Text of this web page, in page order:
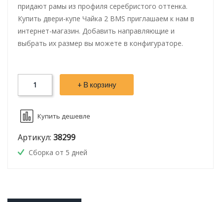
придают рамы из профиля серебристого оттенка.
Купить двери-купе Чайка 2 BMS приглашаем к нам в
интернет-магазин. Добавить направляющие и
выбрать их размер вы можете в конфигураторе.
+ В корзину
Купить дешевле
Артикул: 38299
Сборка от 5 дней